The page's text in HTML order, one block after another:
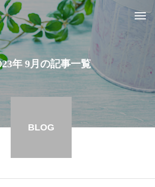
年 9月の記事一覧
BLOG